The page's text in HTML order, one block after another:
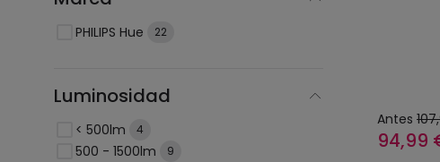
PHILIPS Hue 22
Luminosidad
< 500lm 4
500 - 1500lm 9
Antes
94,99